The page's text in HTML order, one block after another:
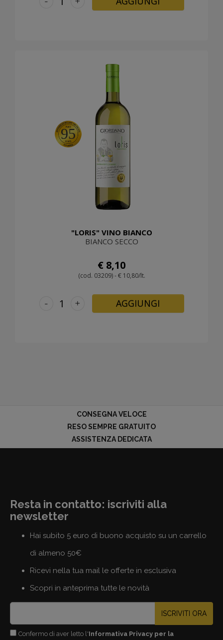
95
"LORIS" VINO BIANCO
BIANCO SECCO
€ 8,10
(cod. 03209) - € 10,80/lt.
+
- AGGIUNGI
CONSEGNA VELOCE
RESO SEMPRE GRATUITO
ASSISTENZA DEDICATA
Resta in contatto: iscriviti alla
newsletter
Hai subito 5 euro di buono acquisto su un carrello
di almeno 50€
Ricevi nella tua mail le offerte in esclusiva
Scopri in anteprima tutte le novità
ISCRIVITI ORA
Confermo di aver letto l'Informativa Privacy per la